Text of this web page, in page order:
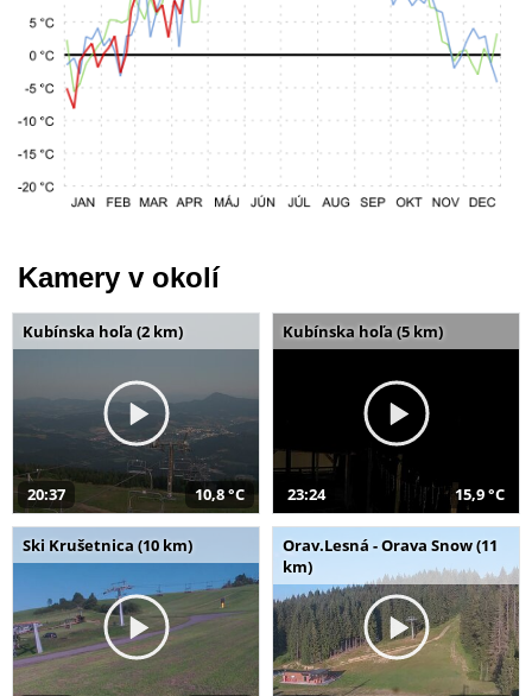
Kamery v okolí
Kubínska hoľa (2 km)
20:37 10,8 °C
Kubínska hoľa (5 km)
23:24 15,9 °C
Ski Krušetnica (10 km)
Orav.Lesná - Orava Snow (11
km)